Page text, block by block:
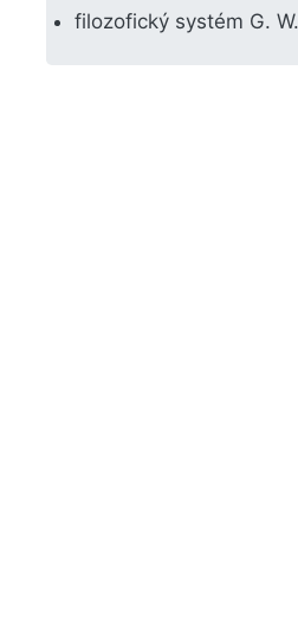
filozofický systém G.